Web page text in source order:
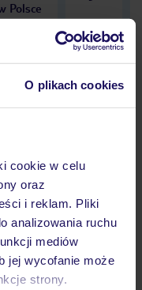
O plikach cookies
cookie w celu
oraz
i reklam. Pliki
analizowania ruchu
mediów
jej wycofanie może
strony.
Polsce